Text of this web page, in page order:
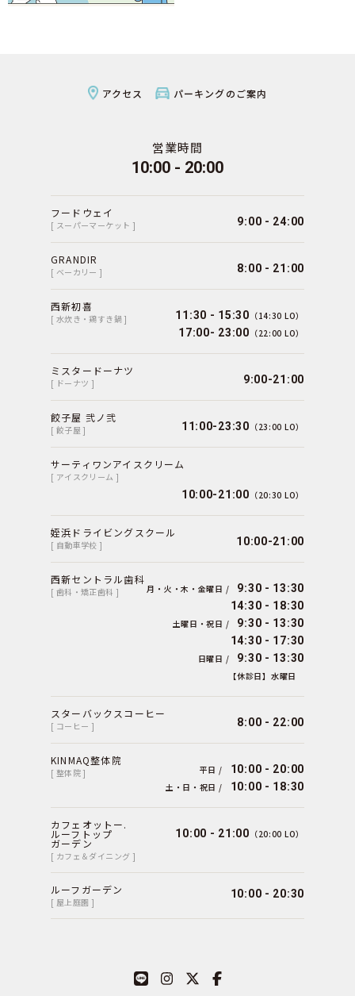
アクセス パーキングのご案内
営業時間
10:00 - 20:00
フードウェイ
[ スーパーマーケット ] 9:00 - 24:00
GRANDIR
[ ベーカリー ] 8:00 - 21:00
西新初喜
[ 水炊き・鶏すき鍋 ] 11:30 - 15:30 （14:30 LO）
17:00- 23:00 （22:00 LO）
ミスタードーナツ
[ ドーナツ ] 9:00-21:00
餃子屋 弐ノ弐
[ 餃子屋 ] 11:00-23:30 （23:00 LO）
サーティワンアイスクリーム
[ アイスクリーム ]
10:00-21:00 （20:30 LO）
姪浜ドライビングスクール
[ 自動車学校 ] 10:00-21:00
西新セントラル歯科
[ 歯科・矯正歯科 ] 月・火・木・金曜日 /
9:30 - 13:30
14:30 - 18:30
土曜日・祝日 /
9:30 - 13:30
14:30 - 17:30
日曜日 / 9:30 - 13:30
【休診日】水曜日
スターバックスコーヒー
[ コーヒー ] 8:00 - 22:00
KINMAQ整体院
[ 整体院 ] 平日 / 10:00 - 20:00
土・日・祝日 / 10:00 - 18:30
カフェオットー.
ルーフトップ
ガーデン
[ カフェ＆ダイニング ]
10:00 - 21:00 （20:00 LO）
ルーフガーデン
[ 屋上庭園 ]
10:00 - 20:30